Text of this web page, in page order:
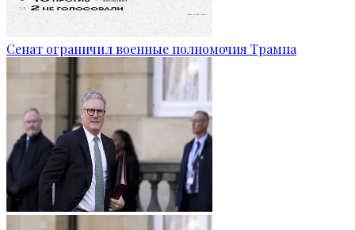
Сенат ограничил военные полномочия Трампа